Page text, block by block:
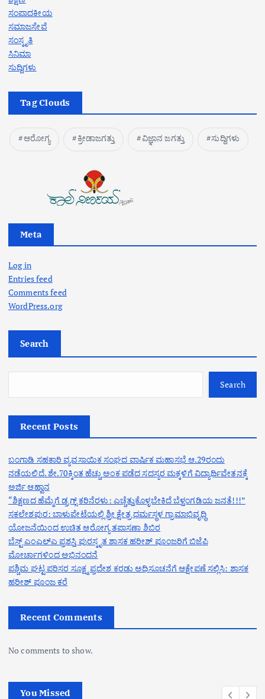
ಸಂಪಾದಕೀಯ
ಸಮಾಜಸೇವೆ
ಸಂಸ್ಕೃತಿ
ಸಿನಿಮಾ
ಸುದ್ದಿಗಳು
Tag Clouds
ಆರೋಗ್ಯ ಕ್ರೀಡಾಜಗತ್ತು ವಿಜ್ಞಾನ ಜಗತ್ತು ಸುದ್ದಿಗಳು
Meta
Log in
Entries feed
Comments feed
WordPress.org
Search
Search
Recent Posts
ಬಂಗಾಡಿ ಸಹಕಾರಿ ವ್ಯವಸಾಯಿಕ ಸಂಘದ ವಾರ್ಷಿಕ ಮಹಾಸಭೆ ಆ.29ರಂದು
ನಡೆಯಲಿದೆ. ಶೇ.70ಕ್ಕಿಂತ ಹೆಚ್ಚು ಅಂಕ ಪಡೆದ ಸದಸ್ಯರ ಮಕ್ಕಳಿಗೆ ವಿದ್ಯಾರ್ಥಿವೇತನಕ್ಕೆ
ಅರ್ಜಿ ಆಹ್ವಾನ
“ಶಿಕ್ಷಣದ ಹೆಮ್ಮೆಗೆ ಡ್ರಗ್ಸ್ ಕರಿನೆರಳು: ಎಚ್ಚೆತ್ತುಕೊಳ್ಳಬೇಕಿದೆ ಬೆಳ್ತಂಗಡಿಯ ಜನತೆ!!!”
ಸಕಲೇಶಪುರ: ಬಾಳುಪೇಟೆಯಲ್ಲಿ ಶ್ರೀ ಕ್ಷೇತ್ರ ಧರ್ಮಸ್ಥಳ ಗ್ರಾಮಾಭಿವೃದ್ಧಿ
ಯೋಜನೆಯಿಂದ ಉಚಿತ ಆರೋಗ್ಯ ತಪಾಸಣಾ ಶಿಬಿರ
ಬೆಸ್ಟ್ ಎಂಎಲ್ಎ ಪ್ರಶಸ್ತಿ ಪುರಸ್ಕೃತ ಶಾಸಕ ಹರೀಶ್ ಪೂಂಜರಿಗೆ ಬಿಜೆಪಿ
ಮೋರ್ಚಾಗಳಿಂದ ಅಭಿನಂದನೆ
ಪಶ್ಚಿಮ ಘಟ್ಟ ಪರಿಸರ ಸೂಕ್ಷ್ಮ ಪ್ರದೇಶ ಕರಡು ಅಧಿಸೂಚನೆಗೆ ಆಕ್ಷೇಪಣೆ ಸಲ್ಲಿಸಿ: ಶಾಸಕ
ಹರೀಶ್ ಪೂಂಜ ಕರೆ
Recent Comments
No comments to show.
You Missed